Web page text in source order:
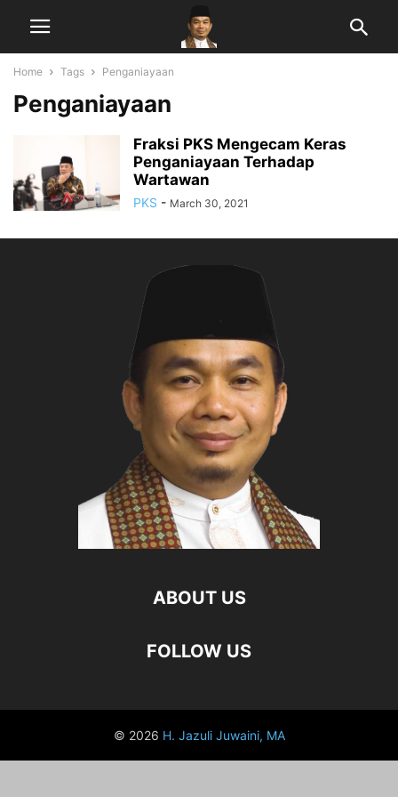
Home Tags Penganiayaan
Penganiayaan
Fraksi PKS Mengecam Keras
Penganiayaan Terhadap
Wartawan
PKS - March 30, 2021
ABOUT US
FOLLOW US
© 2026 H. Jazuli Juwaini, MA